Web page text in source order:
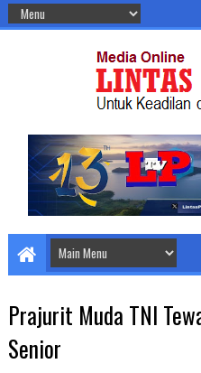
Prajurit Muda TNI
Senior